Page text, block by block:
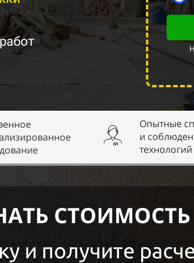
Опытные
и
технологий
и получите